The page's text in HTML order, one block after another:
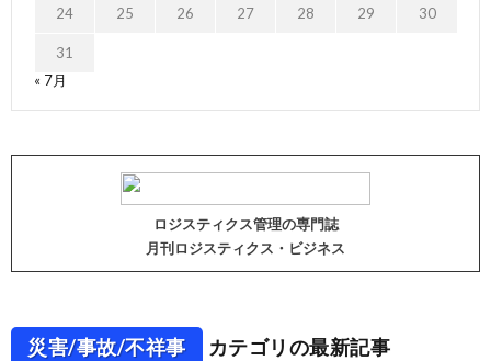
24 25 26 27 28 29 30
31
« 7月
ロジスティクス管理の専門誌
月刊ロジスティクス・ビジネス
災害/事故/不祥事 カテゴリの最新記事